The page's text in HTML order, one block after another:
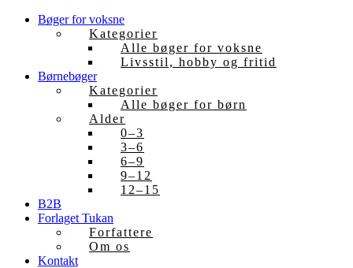
Bøger for voksne
Kategorier
Alle bøger for voksne
Livsstil, hobby og fritid
Børnebøger
Kategorier
Alle bøger for børn
Alder
0–3
3–6
6–9
9–12
12–15
B2B
Forlaget Tukan
Forfattere
Om os
Kontakt